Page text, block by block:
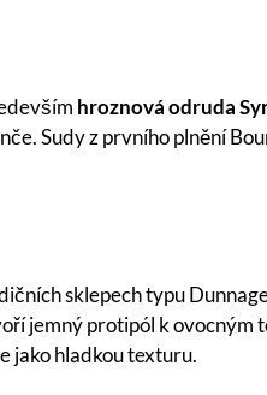
hroznová odruda
Sudy z prvního plnění
sklepech typu
jemný protipól k ovocným
jako hladkou texturu.